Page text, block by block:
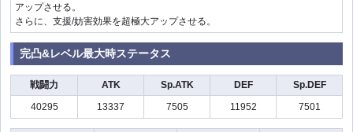
アップさせる。
さらに、支援/妨害効果を超極大アップさせる。
完凸&レベル最大時ステータス
戦闘力 ATK Sp.ATK DEF
Sp.DEF
40295
13337 7505 11952 7501